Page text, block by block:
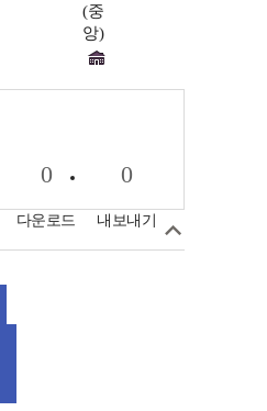
(중
앙)
0
다운로드
0
내보내기